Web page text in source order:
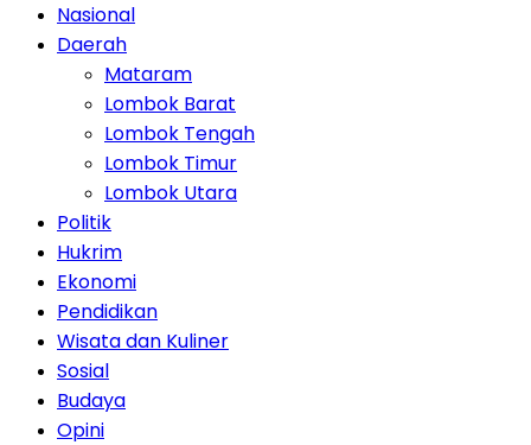
Nasional
Daerah
Mataram
Lombok Barat
Lombok Tengah
Lombok Timur
Lombok Utara
Politik
Hukrim
Ekonomi
Pendidikan
Wisata dan Kuliner
Sosial
Budaya
Opini